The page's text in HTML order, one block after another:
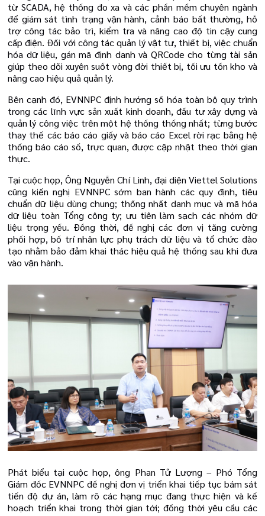
từ SCADA, hệ thống đo xa và các phần mềm chuyên ngành
để giám sát tình trạng vận hành, cảnh báo bất thường, hỗ
trợ công tác bảo trì, kiểm tra và nâng cao độ tin cậy cung
cấp điện. Đối với công tác quản lý vật tư, thiết bị, việc chuẩn
hóa dữ liệu, gán mã định danh và QRCode cho từng tài sản
giúp theo dõi xuyên suốt vòng đời thiết bị, tối ưu tồn kho và
nâng cao hiệu quả quản lý.
Bên cạnh đó, EVNNPC định hướng số hóa toàn bộ quy trình
trong các lĩnh vực sản xuất kinh doanh, đầu tư xây dựng và
quản lý công việc trên một hệ thống thống nhất; từng bước
thay thế các báo cáo giấy và báo cáo Excel rời rạc bằng hệ
thống báo cáo số, trực quan, được cập nhật theo thời gian
thực.
Tại cuộc họp, Ông Nguyễn Chí Linh, đại diện Viettel Solutions
cũng kiến nghị EVNNPC sớm ban hành các quy định, tiêu
chuẩn dữ liệu dùng chung; thống nhất danh mục và mã hóa
dữ liệu toàn Tổng công ty; ưu tiên làm sạch các nhóm dữ
liệu trọng yếu. Đồng thời, đề nghị các đơn vị tăng cường
phối hợp, bố trí nhân lực phụ trách dữ liệu và tổ chức đào
tạo nhằm bảo đảm khai thác hiệu quả hệ thống sau khi đưa
vào vận hành.
Phát biểu tại cuộc họp, ông Phan Tử Lượng – Phó Tổng
Giám đốc EVNNPC đề nghị đơn vị triển khai tiếp tục bám sát
tiến độ dự án, làm rõ các hạng mục đang thực hiện và kế
hoạch triển khai trong thời gian tới; đồng thời yêu cầu các